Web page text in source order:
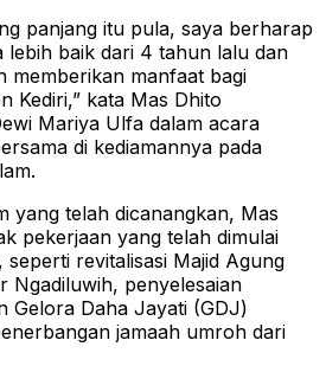
panjang itu pula, saya berharap
lebih baik dari 4 tahun lalu dan
memberikan manfaat bagi
Kediri,” kata Mas Dhito
Mariya Ulfa dalam acara
di kediamannya pada
yang telah dicanangkan, Mas
pekerjaan yang telah dimulai
revitalisasi Majid Agung
Ngadiluwih, penyelesaian
Gelora Daha Jayati (GDJ)
jamaah umroh dari